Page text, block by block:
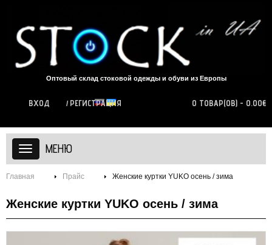
Оптовый склад стоковой одежды и обуви из Европы
0 ТОВАР(ОВ) - 0.00€
ВХОД РЕГИСТРАЦИЯ
МЕНЮ
Главная Прайс Женские куртки YUKO осень / зима
Женские куртки YUKO осень / зима